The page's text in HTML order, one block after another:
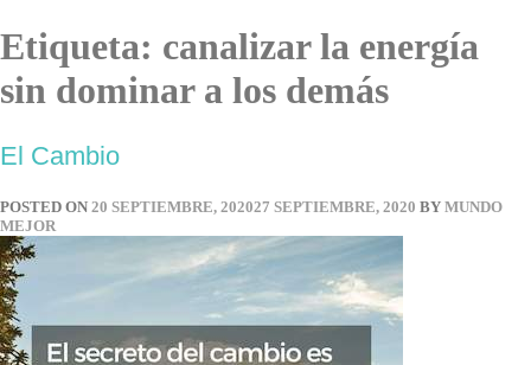
Etiqueta: canalizar la energía
sin dominar a los demás
El Cambio
POSTED ON 20 SEPTIEMBRE, 202027 SEPTIEMBRE, 2020 BY MUNDO
MEJOR